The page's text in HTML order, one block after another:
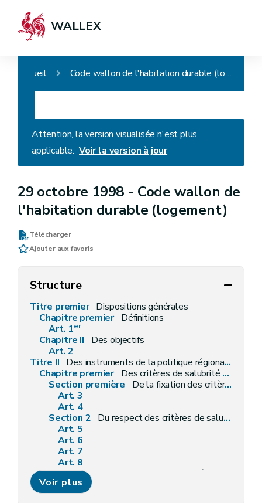
WALLEX
Accueil Code wallon de l'habitation durable (logement)
Attention, la version visualisée n'est plus
applicable. Voir la version à jour
29 octobre 1998 - Code wallon de
l'habitation durable (logement)
Télécharger
Ajouter aux favoris
Structure
Titre premier Dispositions générales
Chapitre premier Définitions
Art. 1er
Chapitre II
Des objectifs
Art. 2
Titre II Des instruments de la politique régionale du logement
Chapitre premier Des critères de salubrité des logements
Section première
De la fixation des critères de salubrité
Art. 3
Art. 4
Section 2 Du respect des critères de salubrité
Art. 5
Art. 6
Art. 7
Art. 8
Section 3
Des prescriptions particulières aux logements collectifs et aux petits logements individuels, loués ou mis en location à titre de résidence principale
Art. 9
Art. 10
Voir plus